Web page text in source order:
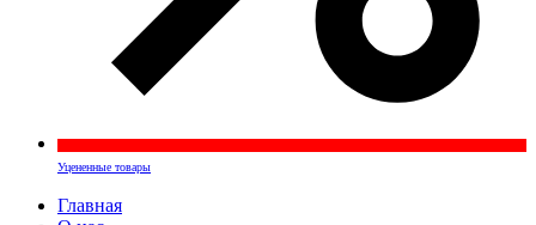
Уцененные товары
Главная